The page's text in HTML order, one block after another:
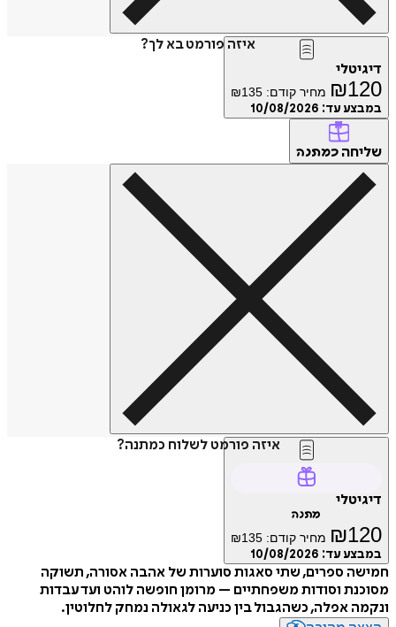
איזה פורמט בא לך?
₪ מחיר קודם: ₪135
עד:10/08/2026
כמתנה
איזה פורמט לשלוח כמתנה?
₪ מחיר קודם: ₪135
עד:10/08/2026
ספרים, שתי סאגות סוערות של אהבה אסורה, תשוקה
וסודות משפחתיים – מרומן חופשה לוהט ועד עבדות
אפלה, כשהגבול בין כניעה לגאולה נמחק לחלוטין.